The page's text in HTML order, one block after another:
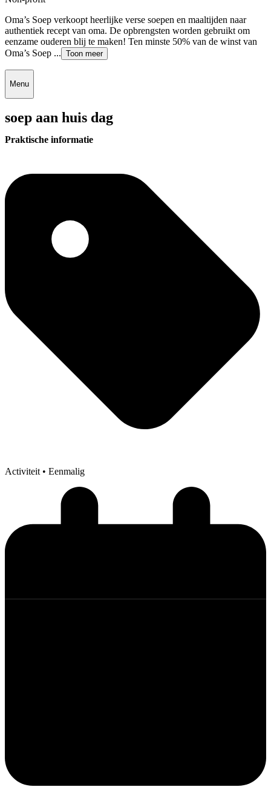
Oma’s Soep verkoopt heerlijke verse soepen en maaltijden naar
authentiek recept van oma. De opbrengsten worden gebruikt om
eenzame ouderen blij te maken! Ten minste 50% van de winst van
Oma’s Soep ... Toon meer
Menu
soep aan huis dag
Praktische informatie
Activiteit • Eenmalig